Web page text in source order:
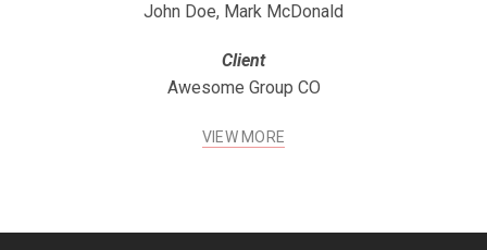
John Doe, Mark McDonald
Client
Awesome Group CO
VIEW MORE